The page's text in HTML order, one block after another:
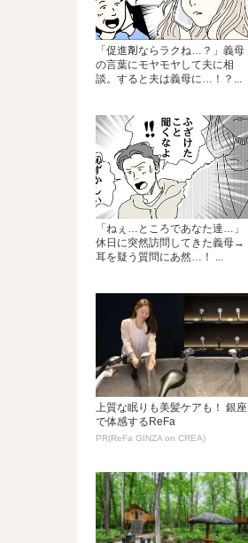
「促進剤ならラクね…？」義母
の言葉にモヤモヤして夫に相
談。すると夫は義母に…！？...
「ねぇ…ところであなた達…」
休日に突然訪問してきた義母→
耳を疑う質問にあ然…！ ...
上質な眠りも美髪ケアも！ 銀座
で体感するReFa
PR(ReFa GINZA on CREA)